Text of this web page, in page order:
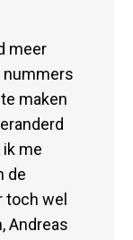
meer
nummers
maken
ik me
de
toch wel
Andreas